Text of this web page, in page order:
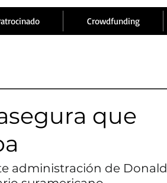
Crowdfunding
que
administración de Donald